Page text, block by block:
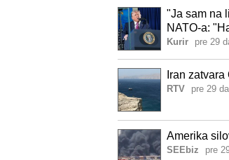
"Ja sam na
NATO-a:
Kurir pre 29
Iran
RTV pre 29
Amerika
SEEbiz pre